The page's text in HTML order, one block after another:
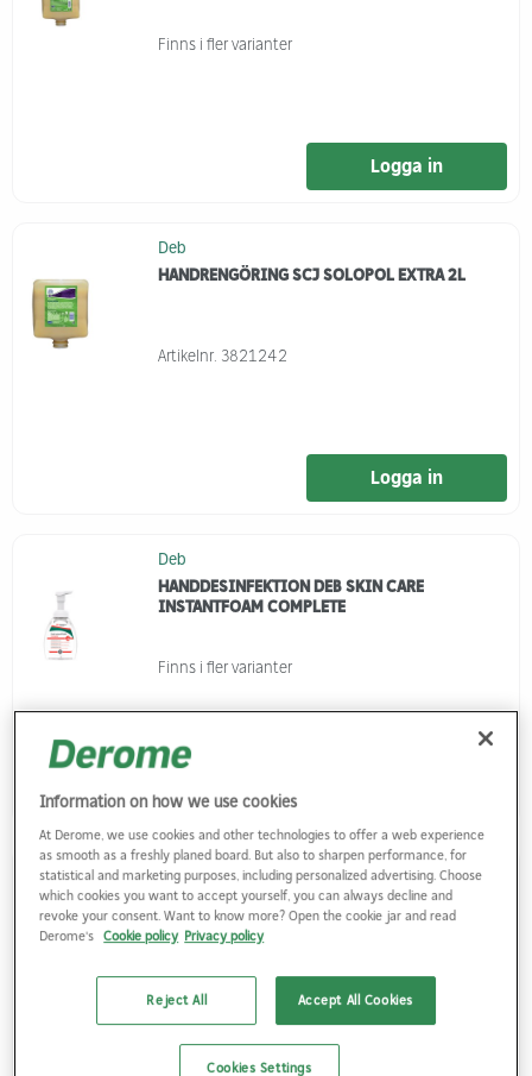
Finns i fler varianter
Logga in
Deb
HANDRENGÖRING SCJ SOLOPOL EXTRA 2L
Artikelnr. 3821242
Logga in
Deb
HANDDESINFEKTION DEB SKIN CARE
INSTANTFOAM COMPLETE
Finns i fler varianter
Deb
HANDRENGÖRING SCJ KRESTO CITRUS 2L
Artikelnr.3821511
Information on how we use cookies
At Derome, we use cookies and other technologies to offer a web experience
as smooth as a freshly planed board. But also to sharpen performance, for
statistical and marketing purposes, including personalized advertising. Choose
which cookies you want to accept yourself, you can always decline and
revoke your consent. Want to know more? Open the cookie jar and read
Derome's Cookie policy Privacy policy
Reject All Accept All Cookies
Cookies Settings